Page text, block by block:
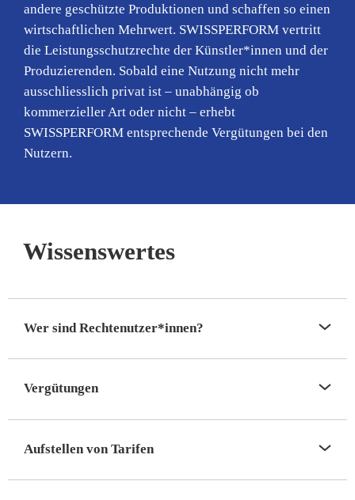
andere geschützte Produktionen und schaffen so einen
wirtschaftlichen Mehrwert. SWISSPERFORM vertritt
die Leistungsschutzrechte der Künstler*innen und der
Produzierenden. Sobald eine Nutzung nicht mehr
ausschliesslich privat ist – unabhängig ob
kommerzieller Art oder nicht – erhebt
SWISSPERFORM entsprechende Vergütungen bei den
Nutzern.
Wissenswertes
Wer sind Rechtenutzer*innen?
Vergütungen
Aufstellen von Tarifen